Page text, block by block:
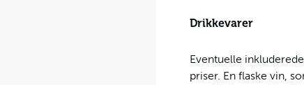
Drikkevarer
Eventuelle
priser. En flaske vin,